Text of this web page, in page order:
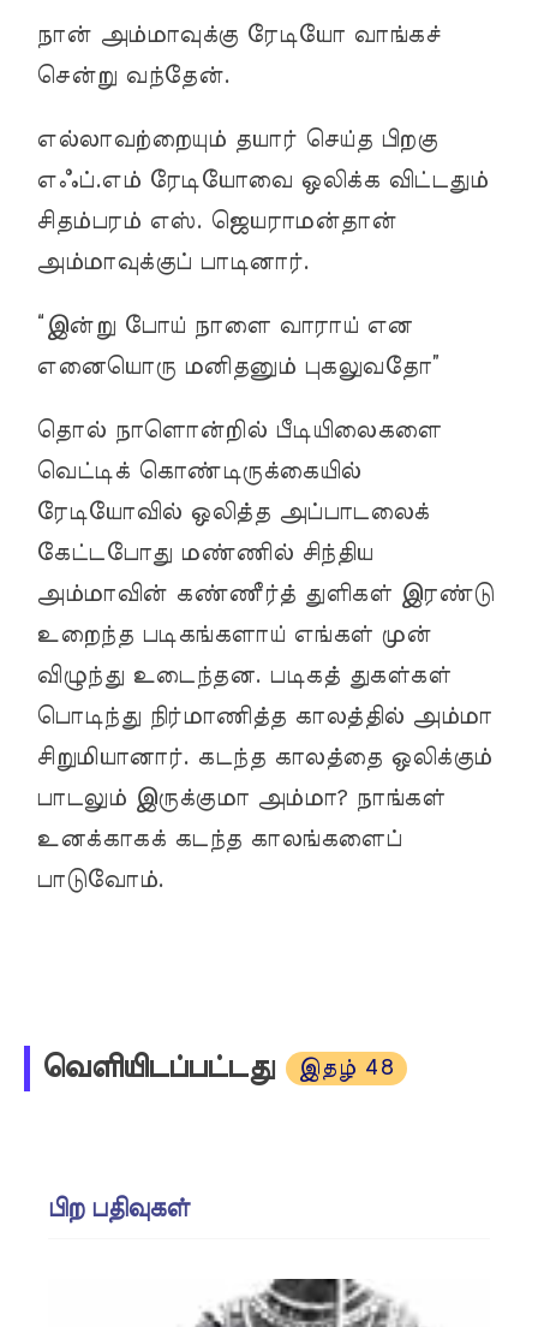
நான் அம்மாவுக்கு ரேடியோ வாங்கச்
சென்று வந்தேன்.
எல்லாவற்றையும் தயார் செய்த பிறகு
எஃப்.எம் ரேடியோவை ஒலிக்க விட்டதும்
சிதம்பரம் எஸ். ஜெயராமன்தான்
அம்மாவுக்குப் பாடினார்.
“இன்று போய் நாளை வாராய் என
எனையொரு மனிதனும் புகலுவதோ”
தொல் நாளொன்றில் பீடியிலைகளை
வெட்டிக் கொண்டிருக்கையில்
ரேடியோவில் ஒலித்த அப்பாடலைக்
கேட்டபோது மண்ணில் சிந்திய
அம்மாவின் கண்ணீர்த் துளிகள் இரண்டு
உறைந்த படிகங்களாய் எங்கள் முன்
விழுந்து உடைந்தன. படிகத் துகள்கள்
பொடிந்து நிர்மாணித்த காலத்தில் அம்மா
சிறுமியானார். கடந்த காலத்தை ஒலிக்கும்
பாடலும் இருக்குமா அம்மா? நாங்கள்
உனக்காகக் கடந்த காலங்களைப்
பாடுவோம்.
வெளியிடப்பட்டது இதழ் 48
பிற பதிவுகள்